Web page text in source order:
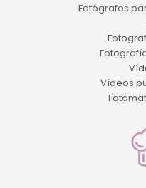
Fotógrafos
Vídeos